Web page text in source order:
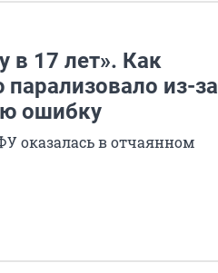
в 17 лет». Как
из-за
ошибку
оказалась в отчаянном